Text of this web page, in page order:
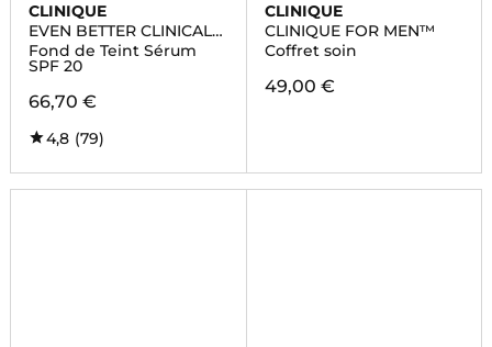
CLINIQUE
EVEN BETTER CLINICAL
FOUNDATION
Fond de Teint Sérum
SPF 20
66,70 €
4,8 (79)
CLINIQUE
CLINIQUE FOR MEN™
Coffret soin
49,00 €